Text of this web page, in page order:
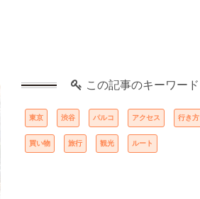
この記事のキーワード
東京 渋谷 パルコ アクセス 行き方
買い物 旅行 観光 ルート